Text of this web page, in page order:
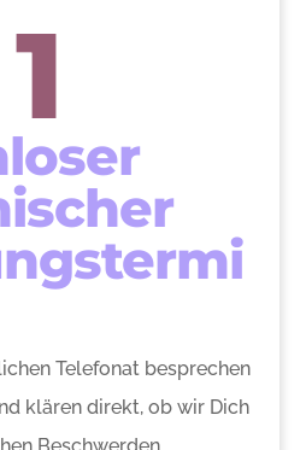
1
Telefonat besprechen
klären direkt, ob wir Dich